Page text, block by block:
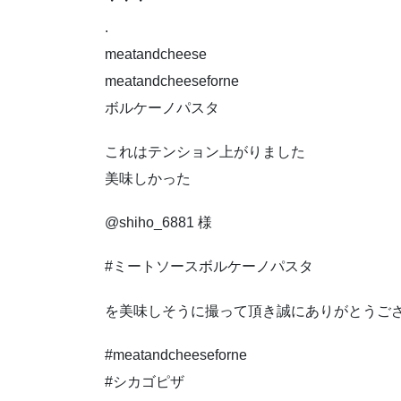
.
meatandcheese
meatandcheeseforne
ボルケーノパスタ
これはテンション上がりました
美味しかった
@shiho_6881 様
#ミートソースボルケーノパスタ
を美味しそうに撮って頂き誠にありがとうご
#meatandcheeseforne
#シカゴピザ